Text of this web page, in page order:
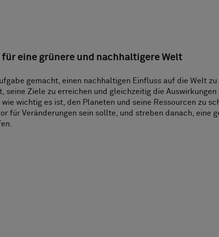
für eine grünere und nachhaltigere Welt
gemacht, einen nachhaltigen Einfluss auf die Welt
seine Ziele zu erreichen und gleichzeitig die
wichtig es ist, den Planeten und seine Ressourcen zu
für Veränderungen sein sollte, und streben danach, eine